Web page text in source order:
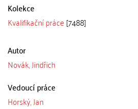
Kolekce
Kvalifikační práce [7488]
Autor
Novák, Jindřich
Vedoucí práce
Horský, Jan